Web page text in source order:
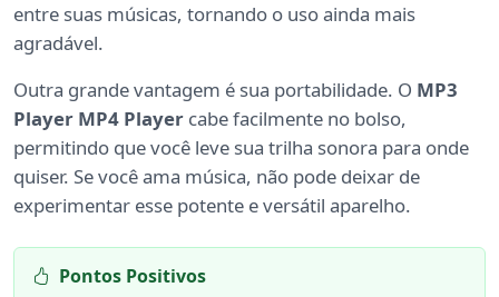
entre suas músicas, tornando o uso ainda mais
agradável.
Outra grande vantagem é sua portabilidade. O MP3
Player MP4 Player cabe facilmente no bolso,
permitindo que você leve sua trilha sonora para onde
quiser. Se você ama música, não pode deixar de
experimentar esse potente e versátil aparelho.
Pontos Positivos